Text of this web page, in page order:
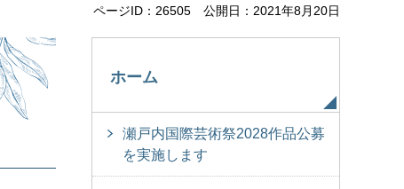
ページID：26505 公開日：2021年8月20日
ホーム
瀬戸内国際芸術祭2028作品公募
を実施します